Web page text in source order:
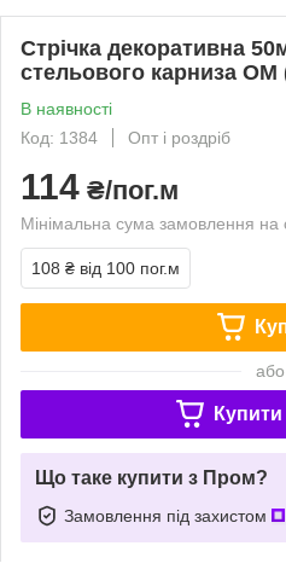
Стрічка декоративна
стельового карниза ОМ
В наявності
Код: 1384
Опт і роздріб
114 ₴/пог.м
Мінімальна сума замовлення на
108 ₴ від 100 пог.м
або
Купити
Що таке купити з Пром?
Замовлення під захистом